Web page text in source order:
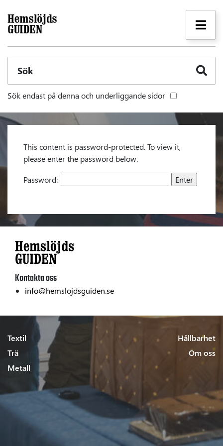
Sök
Sök endast på denna och underliggande sidor
This content is password-protected. To view it,
please enter the password below.
Password:
Kontakta oss
info@hemslojdsguiden.se
Textil
Trä
Metall
Hållbarhet
Om oss